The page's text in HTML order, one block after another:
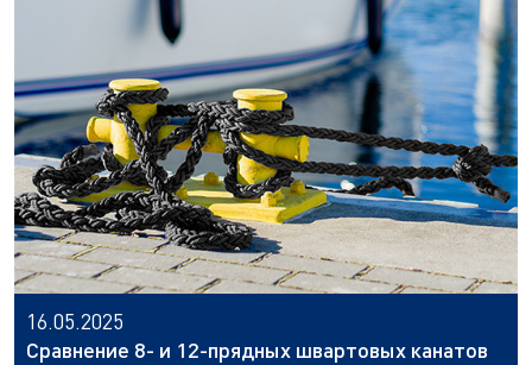
16.05.2025
Сравнение 8- и 12-прядных швартовых канатов